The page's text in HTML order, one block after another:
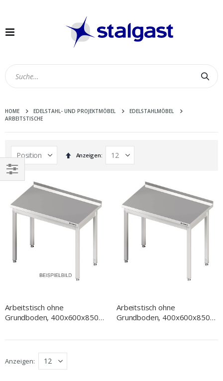
Navigation
HOME EDELSTAHL- UND PROJEKTMÖBEL
EDELSTAHLMÖBEL
ARBEITSTISCHE
In
absteigender
Anzeigen
Arbeitstisch ohne
Grundboden, 400x600x850
Arbeitstisch ohne
Grundboden, 400x600x850
Anzeigen
EINKAUFEN
NACH